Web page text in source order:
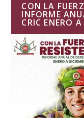
CON LA
INFORME
CRIC ENERO